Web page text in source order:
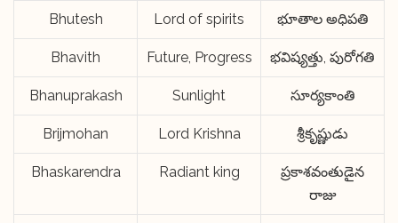
Bhutesh Lord of spirits భూతాల అధిపతి
Bhavith Future, Progress భవిష్యత్తు, పురోగతి
Bhanuprakash Sunlight సూర్యకాంతి
Brijmohan Lord Krishna శ్రీకృష్ణుడు
Bhaskarendra Radiant king
ప్రకాశవంతుడైన
రాజు